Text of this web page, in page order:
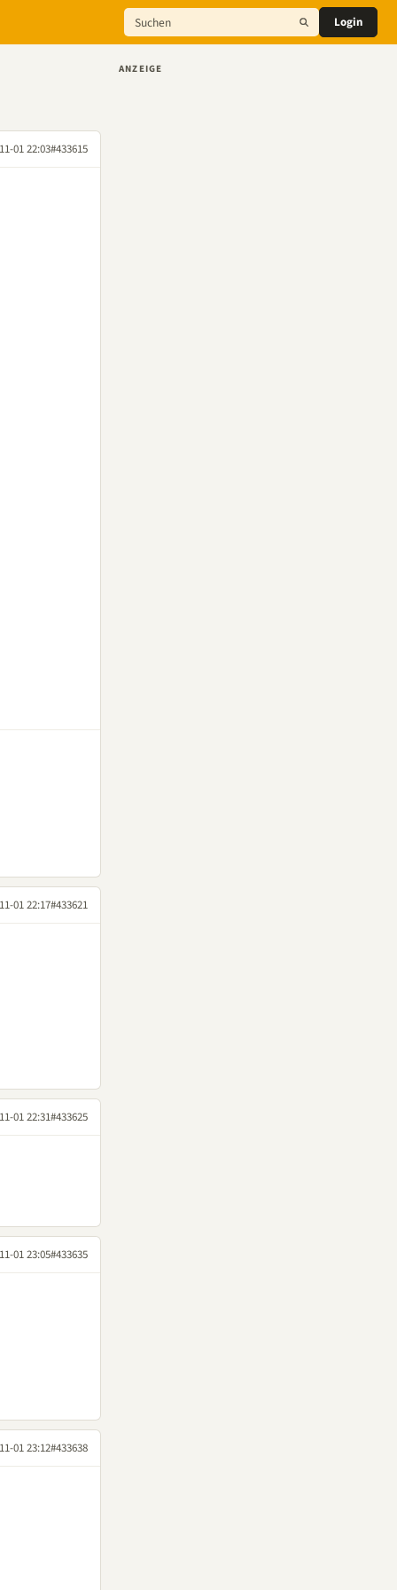
Login
01 22:03#433615
01 22:17#433621
01 22:31#433625
01 23:05#433635
01 23:12#433638
ANZEIGE